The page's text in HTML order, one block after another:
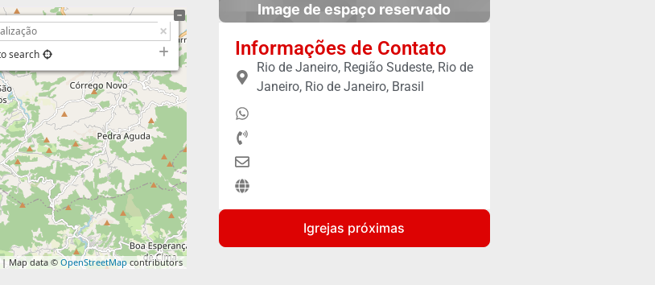
search
Map data © OpenStreetMapcontributors
Image de espaço reservado
Informações de Contato
Rio de Janeiro, Região Sudeste, Rio de
Janeiro, Rio de Janeiro, Brasil
Igrejas próximas